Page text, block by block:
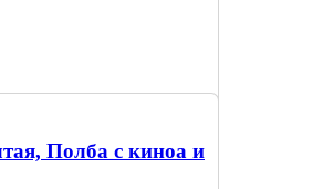
Полба с киноа и